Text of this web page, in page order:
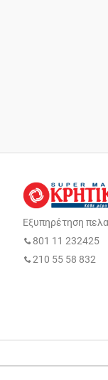
Εξυπηρέτηση
801 11 232425
210 55 58 832